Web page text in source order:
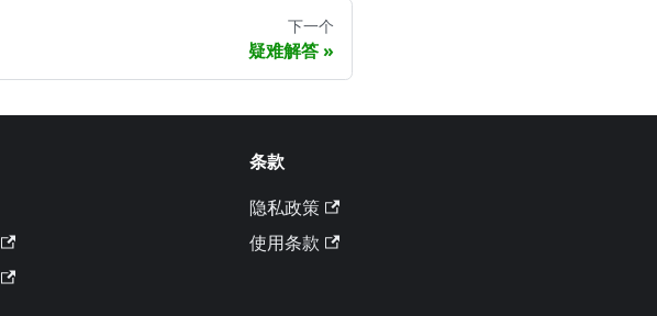
下一个
疑难解答
条款
隐私政策
使用条款